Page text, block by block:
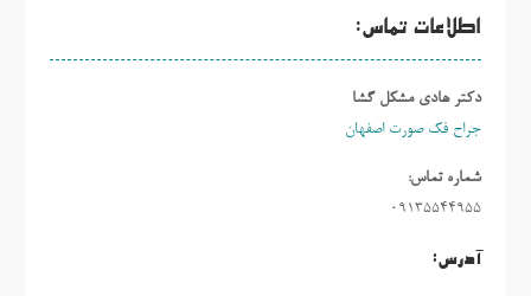
اطلاعات تماس:
دکتر هادی مشکل گشا
جراح فک صورت اصفهان
شماره تماس:
09135544955
آدرس: